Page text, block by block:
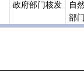
政府部门核发
自
部